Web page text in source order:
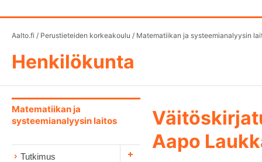
Aalto.fi / Perustieteiden korkeakoulu / Matematiikan ja systeemianalyysin
Henkilökunta
Matematiikan ja
systeemianalyysin laitos
Tutkimus
Aapo